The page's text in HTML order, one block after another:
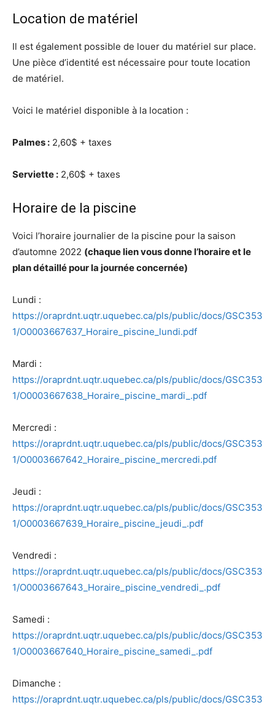
Location de matériel
Il est également possible de louer du matériel sur place.
Une pièce d’identité est nécessaire pour toute location
de matériel.
Voici le matériel disponible à la location :
Palmes : 2,60$ + taxes
Serviette : 2,60$ + taxes
Horaire de la piscine
Voici l’horaire journalier de la piscine pour la saison
d’automne 2022 (chaque lien vous donne l’horaire et le
plan détaillé pour la journée concernée)
Lundi :
https://oraprdnt.uqtr.uquebec.ca/pls/public/docs/GSC353
1/O0003667637_Horaire_piscine_lundi.pdf
Mardi :
https://oraprdnt.uqtr.uquebec.ca/pls/public/docs/GSC353
1/O0003667638_Horaire_piscine_mardi_.pdf
Mercredi :
https://oraprdnt.uqtr.uquebec.ca/pls/public/docs/GSC353
1/O0003667642_Horaire_piscine_mercredi.pdf
Jeudi :
https://oraprdnt.uqtr.uquebec.ca/pls/public/docs/GSC353
1/O0003667639_Horaire_piscine_jeudi_.pdf
Vendredi :
https://oraprdnt.uqtr.uquebec.ca/pls/public/docs/GSC353
1/O0003667643_Horaire_piscine_vendredi_.pdf
Samedi :
https://oraprdnt.uqtr.uquebec.ca/pls/public/docs/GSC353
1/O0003667640_Horaire_piscine_samedi_.pdf
Dimanche :
https://oraprdnt.uqtr.uquebec.ca/pls/public/docs/GSC353